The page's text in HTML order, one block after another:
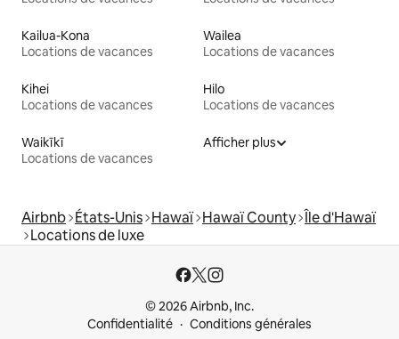
Kailua-Kona
Locations de vacances
Wailea
Locations de vacances
Kihei
Locations de vacances
Hilo
Locations de vacances
Waikīkī
Locations de vacances
Afficher plus
Airbnb États-Unis Hawaï Hawaï County Île d'Hawaï
Locations de luxe
© 2026 Airbnb, Inc.
Confidentialité
Conditions générales